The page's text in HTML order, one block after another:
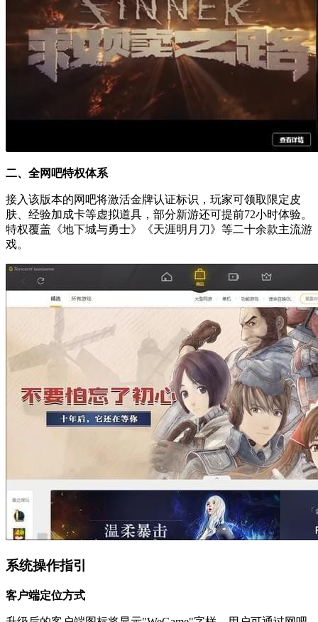
二、全网吧特权体系
接入该版本的网吧将激活金牌认证标识，玩家可领取限定皮
肤、经验加成卡等虚拟道具，部分新游还可提前72小时体验。
特权覆盖《地下城与勇士》《天涯明月刀》等二十余款主流游
戏。
系统操作指引
客户端定位方式